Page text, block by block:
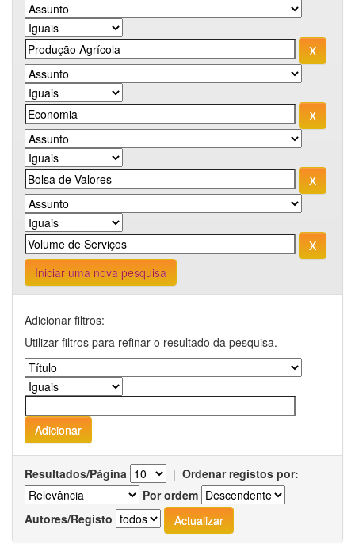
Iniciar uma nova pesquisa
Adicionar filtros:
Utilizar filtros para refinar o resultado da pesquisa.
Resultados/Página | Ordenar registos por:
Por ordem
Autores/Registo